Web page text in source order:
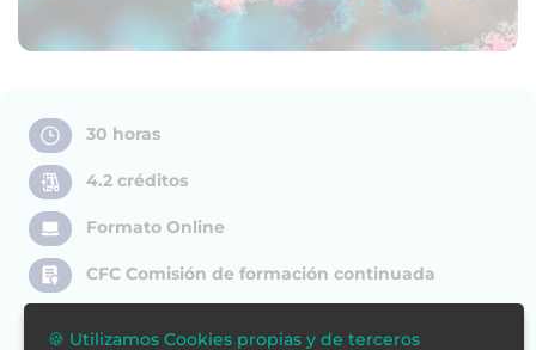
30 horas
4.2 créditos
Formato Online
CFC Comisión de formación continuada
🍪 Utilizamos Cookies propias y de terceros